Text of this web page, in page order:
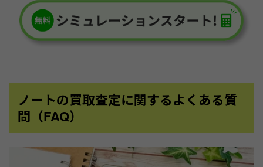
ノートの買取査定に関するよくある質
問（FAQ）